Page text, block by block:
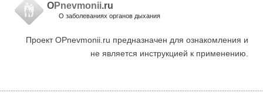
OPnevmonii.ru
О заболеваниях органов дыхания
Проект OPnevmonii.ru предназначен для ознакомления и
не является инструкцией к применению.